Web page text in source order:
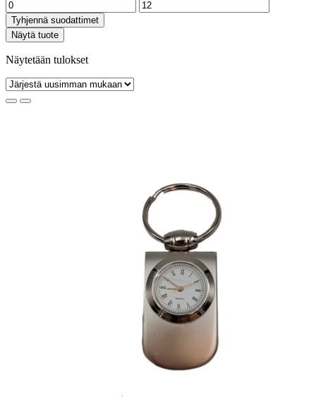
Tyhjennä suodattimet
Näytä tuote
Näytetään tulokset